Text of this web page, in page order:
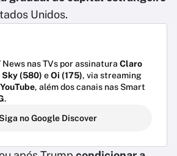
Unidos.
News nas TVs por assinatura Claro
Sky (580) eOi (175), via streaming
YouTube, além dos canais nas Smart
.
no Google Discover